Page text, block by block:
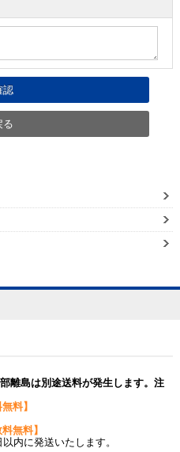
離島は別途送料が発生します。注
料】
無料】
内に発送いたします。